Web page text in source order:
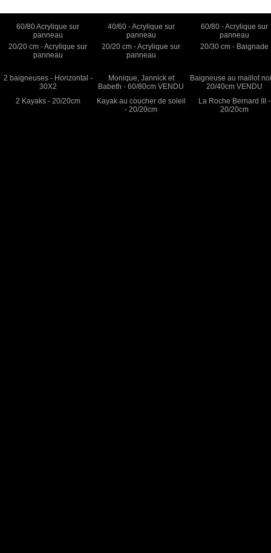
60/80 Acrylique sur
panneau
40/60 - Acrylique sur
panneau
60/80 - Acrylique sur
panneau
20/20 cm - Acrylique sur
panneau
20/20 cm - Acrylique sur
panneau
20/30 cm - Baignade
2 baigneuses - Horizontal -
30X2
Monique, Jannick et
Babeth - 60/80cm VENDU
Baigneuse au maillot
20/40cm VENDU
2 Kayaks - 20/20cm
Kayak au coucher de soleil
- 20/20cm
La Roche Bernard III -
20/20cm